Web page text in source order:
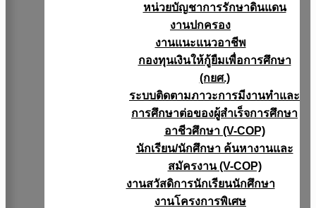
หน่วยบัญชาการรักษาดินแดน
งานปกครอง
งานแนะแนวอาชีพ
กองทุนเงินให้กู้ยืมเพื่อการศึกษา
(กยศ.)
ระบบติดตามภาวะการมีงานทำและ
การศึกษาต่อของผู้สำเร็จการศึกษา
อาชีวศึกษา (V-COP)
นักเรียน/นักศึกษา ค้นหางานและ
สมัครงาน (V-COP)
งานสวัสดิการนักเรียนนักศึกษา
งานโครงการพิเศษ